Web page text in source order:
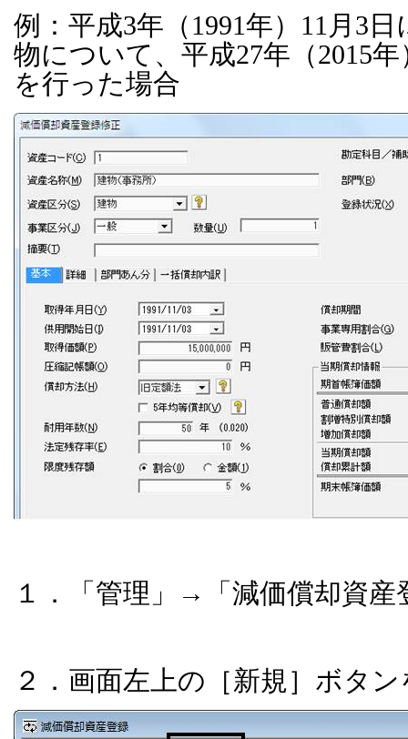
例：平成3年（1991年）11月3
物について、平成27年（2015
を行った場合
１．「管理」→「減価償却資産
２．画面左上の［新規］ボタ